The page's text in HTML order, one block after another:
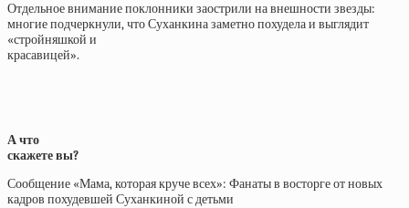
Отдельное внимание поклонники заострили на внешности звезды:
многие подчеркнули, что Суханкина заметно похудела и выглядит
«стройняшкой и
красавицей».
А что
скажете вы?
Сообщение «Мама, которая круче всех»: Фанаты в восторге от новых
кадров похудевшей Суханкиной с детьми